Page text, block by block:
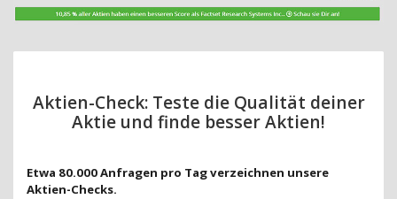
Aktien-Check: Teste die Qualität deiner
Aktie und finde besser Aktien!
Etwa 80.000 Anfragen pro Tag verzeichnen unsere
Aktien-Checks.